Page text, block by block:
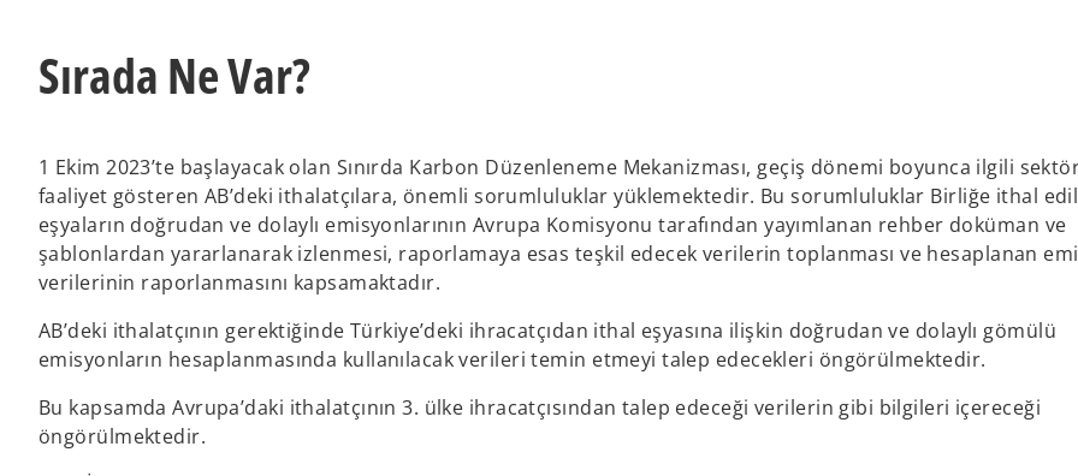
Sırada Ne Var?
1 Ekim 2023’te başlayacak olan Sınırda Karbon Düzenleneme Mekanizması, geçiş dönemi boyunca ilgili
faaliyet gösteren AB’deki ithalatçılara, önemli sorumluluklar yüklemektedir. Bu sorumluluklar Birliğe ithal
eşyaların doğrudan ve dolaylı emisyonlarının Avrupa Komisyonu tarafından yayımlanan rehber doküman ve
şablonlardan yararlanarak izlenmesi, raporlamaya esas teşkil edecek verilerin toplanması ve hesaplanan
verilerinin raporlanmasını kapsamaktadır.
AB’deki ithalatçının gerektiğinde Türkiye’deki ihracatçıdan ithal eşyasına ilişkin doğrudan ve dolaylı gömülü
emisyonların hesaplanmasında kullanılacak verileri temin etmeyi talep edecekleri öngörülmektedir.
Bu kapsamda Avrupa’daki ithalatçının 3. ülke ihracatçısından talep edeceği verilerin gibi bilgileri içereceği
öngörülmektedir.